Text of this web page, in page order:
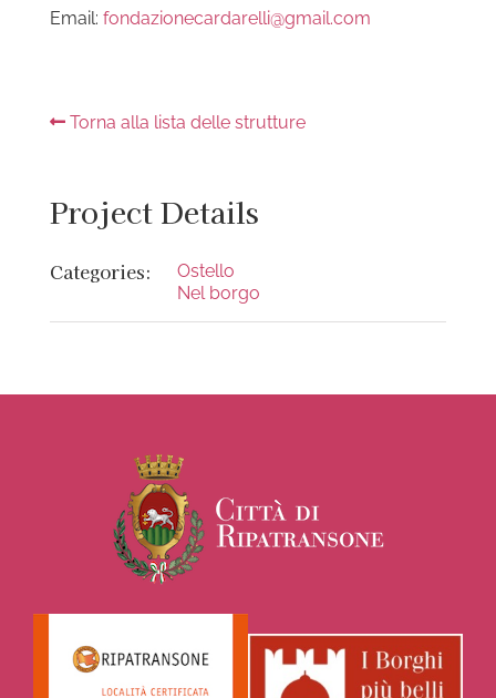
Email: fondazionecardarelli@gmail.com
Torna alla lista delle strutture
Project Details
Categories:
Ostello
Nel borgo